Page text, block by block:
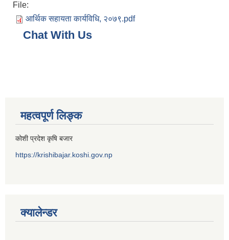
File:
आर्थिक सहायता कार्यविधि, २०७९.pdf
Chat With Us
महत्वपूर्ण लिङ्क
कोशी प्रदेश कृषि बजार
https://krishibajar.koshi.gov.np
क्यालेन्डर